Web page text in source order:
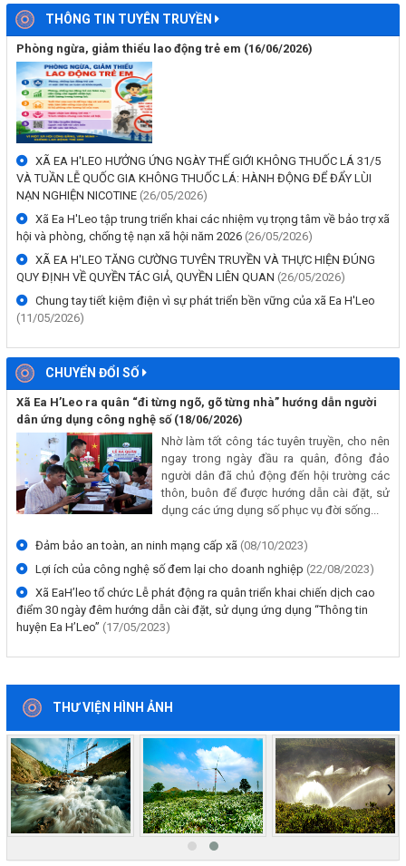
THÔNG TIN TUYÊN TRUYỀN
Phòng ngừa, giảm thiểu lao động trẻ em(16/06/2026)
XÃ EA H'LEO HƯỞNG ỨNG NGÀY THẾ GIỚI KHÔNG THUỐC LÁ 31/5
VÀ TUẦN LỄ QUỐC GIA KHÔNG THUỐC LÁ: HÀNH ĐỘNG ĐỂ ĐẨY LÙI
NẠN NGHIỆN NICOTINE
(26/05/2026)
Xã Ea H'Leo tập trung triển khai các nhiệm vụ trọng tâm về bảo trợ xã
hội và phòng, chống tệ nạn xã hội năm 2026 (26/05/2026)
XÃ EA H'LEO TĂNG CƯỜNG TUYÊN TRUYỀN VÀ THỰC HIỆN ĐÚNG
QUY ĐỊNH VỀ QUYỀN TÁC GIẢ, QUYỀN LIÊN QUAN
(26/05/2026)
Chung tay tiết kiệm điện vì sự phát triển bền vững của xã Ea H'Leo
(11/05/2026)
CHUYỂN ĐỔI SỐ
Xã Ea H’Leo ra quân “đi từng ngõ, gõ từng nhà” hướng dẫn người
dân ứng dụng công nghệ số(18/06/2026)
Nhờ làm tốt công tác tuyên truyền, cho nên
ngay trong ngày đầu ra quân, đông đảo
người dân đã chủ động đến hội trường các
thôn, buôn để được hướng dẫn cài đặt, sử
dụng các ứng dụng số phục vụ đời sống...
Đảm bảo an toàn, an ninh mạng cấp xã (08/10/2023)
Lợi ích của công nghệ số đem lại cho doanh nghiệp
(22/08/2023)
Xã EaH’leo tổ chức Lễ phát động ra quân triển khai chiến dịch cao
điểm 30 ngày đêm hướng dẫn cài đặt, sử dụng ứng dụng “Thông tin
huyện Ea H’Leo” (17/05/2023)
THƯ VIỆN HÌNH ẢNH
‹ ›